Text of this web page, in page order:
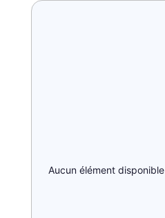
Aucun élément disponible